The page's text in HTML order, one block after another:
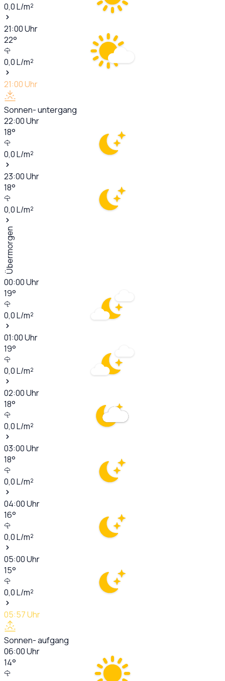
0,0L/m²
21:00Uhr
22°
0,0L/m²
21:00Uhr
Sonnen- untergang
22:00Uhr
18°
0,0L/m²
23:00Uhr
18°
0,0L/m²
Übermorgen
00:00Uhr
19°
0,0L/m²
01:00Uhr
19°
0,0L/m²
02:00Uhr
18°
0,0L/m²
03:00Uhr
18°
0,0L/m²
04:00Uhr
16°
0,0L/m²
05:00Uhr
15°
0,0L/m²
05:57Uhr
Sonnen- aufgang
06:00Uhr
14°